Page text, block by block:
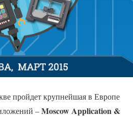
пройдет крупнейшая в Европе
–Moscow Application &